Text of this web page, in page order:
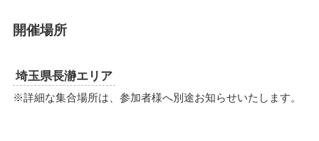
開催場所
埼玉県長瀞エリア
※詳細な集合場所は、参加者様へ別途お知らせいたします。